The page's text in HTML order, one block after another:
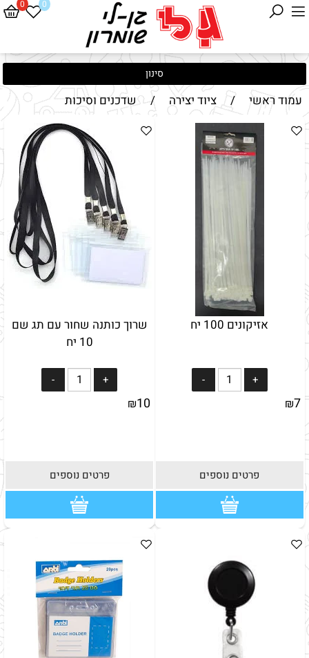
0 0
סינון
עמוד ראשי / ציוד יצירה / שדכנים וסיכות
אזיקונים 100 יח
₪7
פרטים נוספים
שרוך כותנה שחור עם תג שם
10 יח
₪10
פרטים נוספים